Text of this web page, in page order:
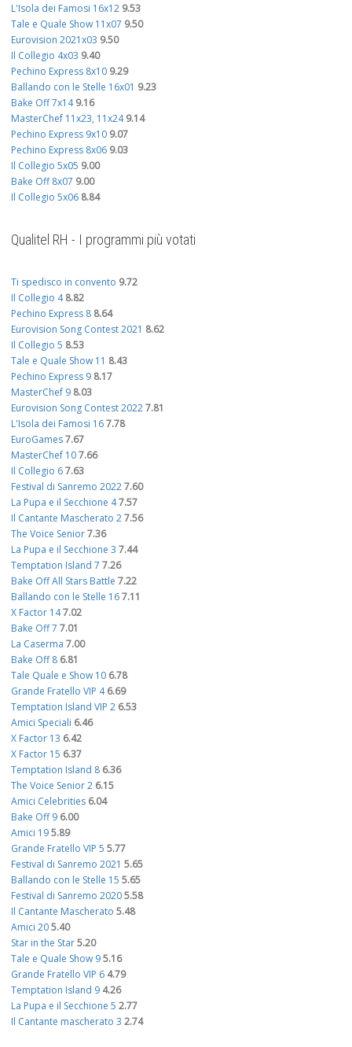
L'Isola dei Famosi 16x12 9.53
Tale e Quale Show 11x07 9.50
Eurovision 2021x03 9.50
Il Collegio 4x03 9.40
Pechino Express 8x10 9.29
Ballando con le Stelle 16x01 9.23
Bake Off 7x14 9.16
MasterChef 11x23, 11x24 9.14
Pechino Express 9x10 9.07
Pechino Express 8x06 9.03
Il Collegio 5x05 9.00
Bake Off 8x07 9.00
Il Collegio 5x06 8.84
Qualitel RH - I programmi più votati
Ti spedisco in convento 9.72
Il Collegio 4 8.82
Pechino Express 8 8.64
Eurovision Song Contest 2021 8.62
Il Collegio 5 8.53
Tale e Quale Show 11 8.43
Pechino Express 9 8.17
MasterChef 9 8.03
Eurovision Song Contest 20227.81
L'Isola dei Famosi 167.78
EuroGames7.67
MasterChef 107.66
Il Collegio 67.63
Festival di Sanremo 20227.60
La Pupa e il Secchione 47.57
Il Cantante Mascherato 27.56
The Voice Senior7.36
La Pupa e il Secchione 3 7.44
Temptation Island 7 7.26
Bake Off All Stars Battle 7.22
Ballando con le Stelle 167.11
X Factor 147.02
Bake Off 7 7.01
La Caserma 7.00
Bake Off 8 6.81
Tale Quale e Show 10 6.78
Grande Fratello VIP 4 6.69
Temptation Island VIP 2 6.53
Amici Speciali 6.46
X Factor 13 6.42
X Factor 15 6.37
Temptation Island 8 6.36
The Voice Senior 2 6.15
Amici Celebrities 6.04
Bake Off 9 6.00
Amici 195.89
Grande Fratello VIP 5 5.77
Festival di Sanremo 2021 5.65
Ballando con le Stelle 15 5.65
Festival di Sanremo 20205.58
Il Cantante Mascherato 5.48
Amici 205.40
Star in the Star5.20
Tale e Quale Show 95.16
Grande Fratello VIP 6 4.79
Temptation Island 9 4.26
La Pupa e il Secchione 5 2.77
Il Cantante mascherato 3 2.74